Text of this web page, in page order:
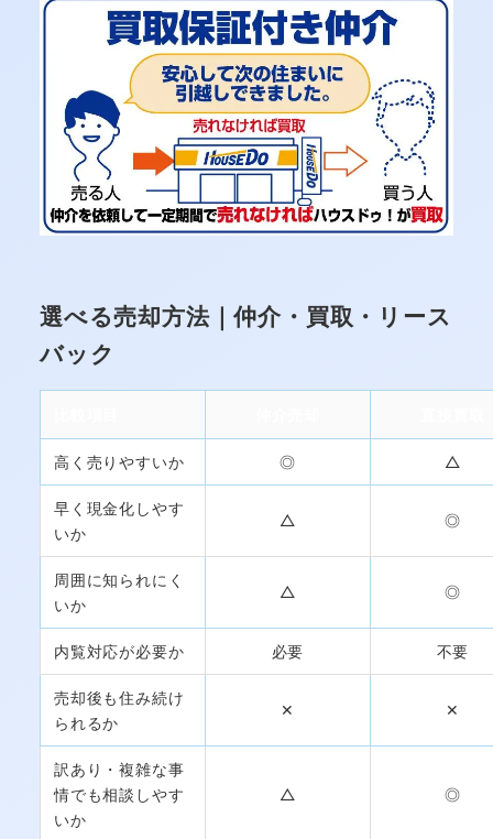
選べる売却方法｜仲介・買取・リース
バック
高く売りやすいか ◎ △
早く現金化しやす
いか
△ ◎
周囲に知られにく
いか
△ ◎
内覧対応が必要か 必要 不要
売却後も住み続け
られるか
✕ ✕
訳あり・複雑な事
情でも相談しやす
いか
△ ◎